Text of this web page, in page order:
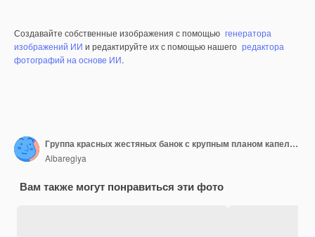
Создавайте собственные изображения с помощью генератора
изображений ИИ и редактируйте их с помощью нашего редактора
фотографий на основе ИИ.
Группа красных жестяных банок с крупным планом капель воды на черном фоне
Albaregiya
Вам также могут понравиться эти фото